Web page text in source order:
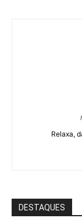
Relaxa,
DESTAQUES